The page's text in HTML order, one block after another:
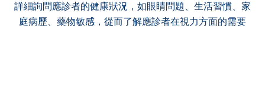
詳細詢問應診者的健康狀況，如眼睛問題、生活習慣、家
庭病歷、藥物敏感，從而了解應診者在視力方面的需要